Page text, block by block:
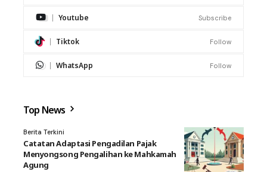
Youtube Subscribe
Tiktok Follow
WhatsApp Follow
Top News
Berita Terkini
Catatan Adaptasi Pengadilan Pajak
Menyongsong Pengalihan ke Mahkamah
Agung